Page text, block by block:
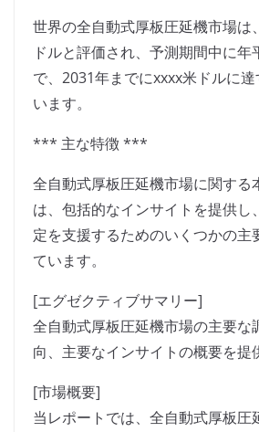
世界の全自動式厚板圧延機市場は
ドルと評価され、予測期間中に年
で、2031年までにxxxx米ドルに
います。
*** 主な特徴 ***
全自動式厚板圧延機市場に関する
は、包括的なインサイトを提供し
定を支援するためのいくつかの主
ています。
[エグゼクティブサマリー]
全自動式厚板圧延機市場の主要な
向、主要なインサイトの概要を提
[市場概要]
当レポートでは、全自動式厚板圧